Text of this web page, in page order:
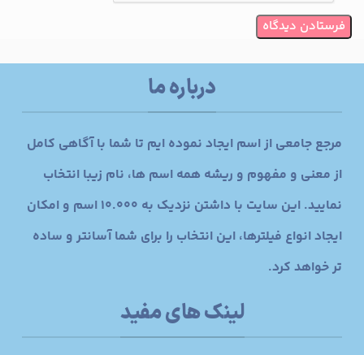
درباره ما
مرجع جامعی از اسم ایجاد نموده ایم تا شما با آگاهی کامل
از معنی و مفهوم و ریشه همه اسم ها، نام زیبا انتخاب
نمایید. این سایت با داشتن نزدیک به 10.000 اسم و امکان
ایجاد انواع فیلترها، این انتخاب را برای شما آسانتر و ساده
تر خواهد کرد.
لینک های مفید